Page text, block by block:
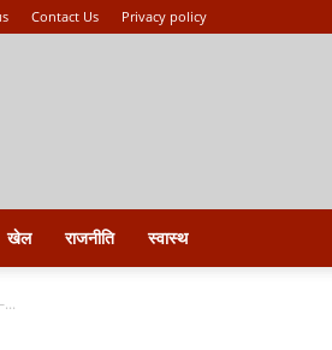
Contact Us Privacy policy
खेल राजनीति स्वास्थ